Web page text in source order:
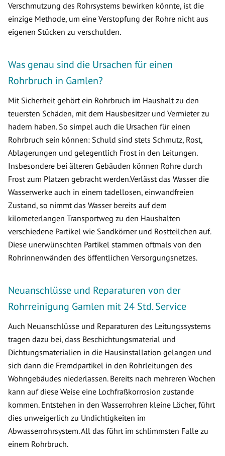
Verschmutzung des Rohrsystems bewirken könnte, ist die
einzige Methode, um eine Verstopfung der Rohre nicht aus
eigenen Stücken zu verschulden.
Was genau sind die Ursachen für einen
Rohrbruch in Gamlen?
Mit Sicherheit gehört ein Rohrbruch im Haushalt zu den
teuersten Schäden, mit dem Hausbesitzer und Vermieter zu
hadern haben. So simpel auch die Ursachen für einen
Rohrbruch sein können: Schuld sind stets Schmutz, Rost,
Ablagerungen und gelegentlich Frost in den Leitungen.
Insbesondere bei älteren Gebäuden können Rohre durch
Frost zum Platzen gebracht werden.Verlässt das Wasser die
Wasserwerke auch in einem tadellosen, einwandfreien
Zustand, so nimmt das Wasser bereits auf dem
kilometerlangen Transportweg zu den Haushalten
verschiedene Partikel wie Sandkörner und Rostteilchen auf.
Diese unerwünschten Partikel stammen oftmals von den
Rohrinnenwänden des öffentlichen Versorgungsnetzes.
Neuanschlüsse und Reparaturen von der
Rohrreinigung Gamlen mit 24 Std. Service
Auch Neuanschlüsse und Reparaturen des Leitungssystems
tragen dazu bei, dass Beschichtungsmaterial und
Dichtungsmaterialien in die Hausinstallation gelangen und
sich dann die Fremdpartikel in den Rohrleitungen des
Wohngebäudes niederlassen. Bereits nach mehreren Wochen
kann auf diese Weise eine Lochfraßkorrosion zustande
kommen. Entstehen in den Wasserrohren kleine Löcher, führt
dies unweigerlich zu Undichtigkeiten im
Abwasserrohrsystem. All das führt im schlimmsten Falle zu
einem Rohrbruch.